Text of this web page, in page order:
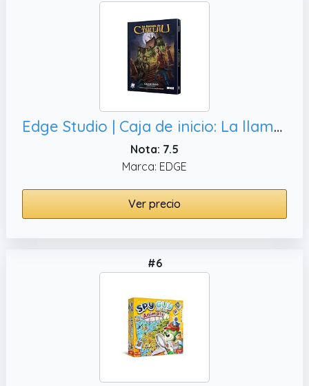
Edge Studio | Caja de inicio: La llamada de Cthulhu Edición revisada | Juego de Rol de Investigación y Terror | A Partir de 12 Años | De 2 a 6 Jugadores | 30-120 Minutos por Partida | Español
Nota: 7.5
Marca: EDGE
Ver precio
#6